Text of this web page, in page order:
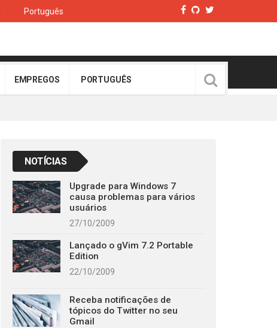
Português
EMPREGOS PORTUGUÊS
NOTÍCIAS
Upgrade para Windows 7
causa problemas para vários
usuários
27/10/2009
Lançado o gVim 7.2 Portable
Edition
22/10/2009
Receba notificações de
tópicos do Twitter no seu
Gmail